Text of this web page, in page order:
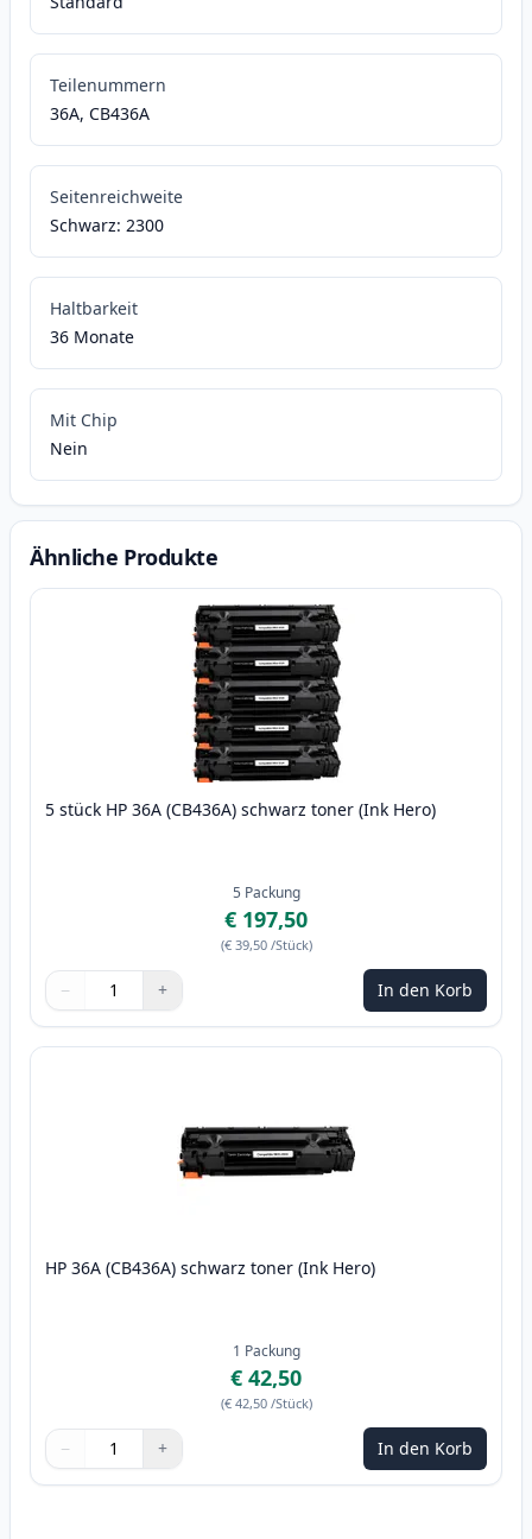
Teilenummern
36A, CB436A
Seitenreichweite
Schwarz: 2300
Haltbarkeit
36 Monate
Mit Chip
Nein
Ähnliche Produkte
5 stück HP 36A (CB436A) schwarz toner (Ink Hero)
5 Packung
€ 197,50
(€ 39,50 /Stück)
Menge
Verwenden Sie die Tasten, um anzupassen
− +
Menge 1 In den Korb
HP 36A (CB436A) schwarz toner (Ink Hero)
1 Packung
€ 42,50
(€ 42,50 /Stück)
Menge
Verwenden Sie die Tasten, um anzupassen
− +
Menge 1 In den Korb